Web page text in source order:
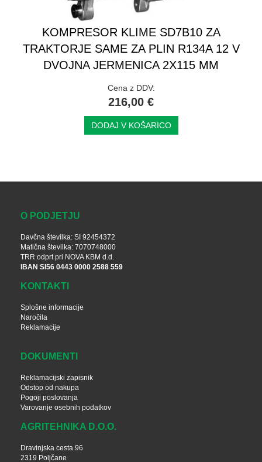
KOMPRESOR KLIME SD7B10 ZA
TRAKTORJE SAME ZA PLIN R134A 12 V
DVOJNA JERMENICA 2X115 MM
Cena z DDV:
216,00 €
DODAJ V KOŠARICO
O PODJETJU
Davčna številka: SI 92454372
Matična številka: 7070748000
TRR odprt pri NOVA KBM d.d.
IBAN SI56 0443 0000 2588 559
KONTAKTI
Splošne informacije
Naročila
Reklamacije
DOKUMENTI
Reklamacijski zapisnik
Odstop od nakupa
Pogoji poslovanja
Varovanje osebnih podatkov
AGRITEHNIKA D.O.O.
Dravinjska cesta 96
2319 Poljčane